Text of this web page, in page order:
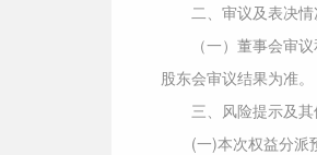
二、审议及表决
（一）董事会审
股东会审议结果为准。
三、风险提示及
(一)本次权益分派